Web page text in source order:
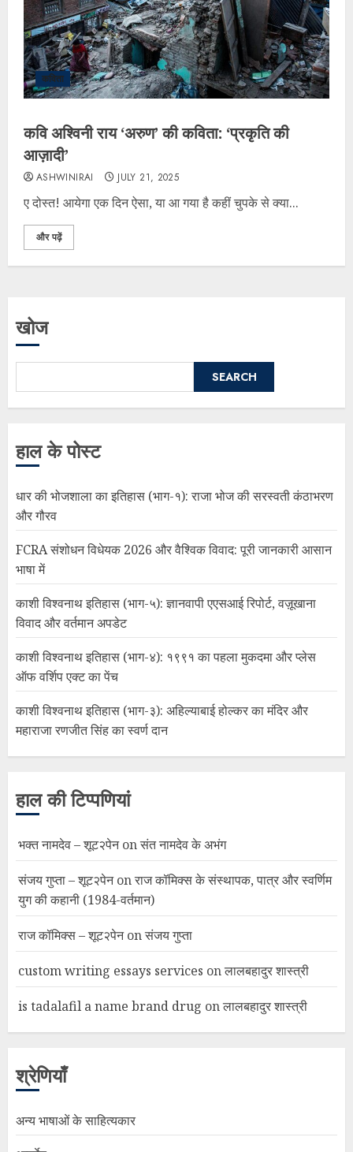
कविता
कवि अश्विनी राय ‘अरुण’ की कविता: ‘प्रकृति की
आज़ादी’
ASHWINIRAI JULY 21, 2025
ए दोस्त! आयेगा एक दिन ऐसा, या आ गया है कहीं चुपके से क्या...
और पढ़ें
खोज
SEARCH
हाल के पोस्ट
धार की भोजशाला का इतिहास (भाग-१): राजा भोज की सरस्वती कंठाभरण
और गौरव
FCRA संशोधन विधेयक 2026 और वैश्विक विवाद: पूरी जानकारी आसान
भाषा में
काशी विश्वनाथ इतिहास (भाग-५): ज्ञानवापी एएसआई रिपोर्ट, वज़ूखाना
विवाद और वर्तमान अपडेट
काशी विश्वनाथ इतिहास (भाग-४): १९९१ का पहला मुकदमा और प्लेस
ऑफ वर्शिप एक्ट का पेंच
काशी विश्वनाथ इतिहास (भाग-३): अहिल्याबाई होल्कर का मंदिर और
महाराजा रणजीत सिंह का स्वर्ण दान
हाल की टिप्पणियां
भक्त नामदेव – शूट२पेनonसंत नामदेव के अभंग
संजय गुप्ता – शूट२पेनonराज कॉमिक्स के संस्थापक, पात्र और स्वर्णिम
युग की कहानी (1984-वर्तमान)
राज कॉमिक्स – शूट२पेनonसंजय गुप्ता
custom writing essays services onलालबहादुर शास्त्री
is tadalafil a name brand drug onलालबहादुर शास्त्री
श्रेणियाँ
अन्य भाषाओं के साहित्यकार